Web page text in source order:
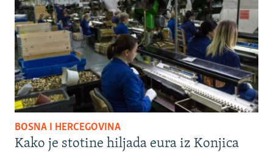
BOSNA I HERCEGOVINA
Kako je stotine hiljada eura iz Konjica